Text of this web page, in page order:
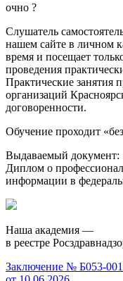
очно ?
Слушатель
нашем сайте в личном
время и посещает
проведения
Практические занятия
организаций
договоренности.
Обучение проходит
Выдаваемый документ:
Диплом о
информации в
Наша академия —
в реестре
Заключение № Б053-